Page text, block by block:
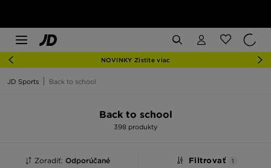
NOVINKY Zistite viac
JD Sports Back to school
Back to school
398 produkty
Zoradiť: Odporúčané Filtrovať 1